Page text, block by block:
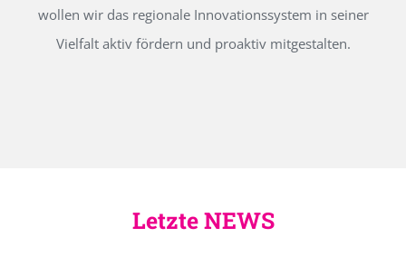
wollen wir das regionale Innovationssystem in seiner
Vielfalt aktiv fördern und proaktiv mitgestalten.
Letzte NEWS